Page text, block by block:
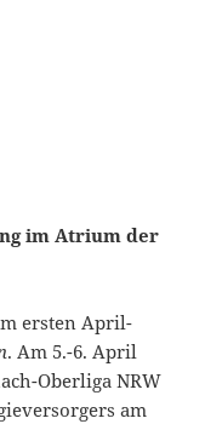
im Atrium der
ersten April-
. Am 5.-6. April
Oberliga NRW
am